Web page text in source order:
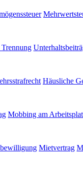
Häusliche
Mobbing am
Mietvertrag